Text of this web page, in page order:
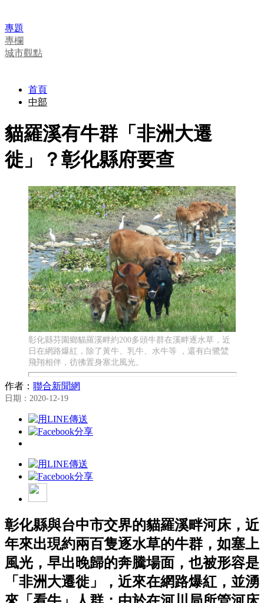
專題
專欄
城市觀點
首頁
中部
貓羅溪有牛群「非洲大遷
徙」？彰化縣府要查
彰化縣芬園鄉貓羅溪畔約200多頭牛群在溪畔逐水草，近
日在網路爆紅，除了黃牛、乳牛、水牛等 ，還有白鷺鷥
飛翔相伴，彷彿置身塞北風光。
作者： 聯合新聞網
日期：2020-12-19
彰化縣與台中市交界的貓羅溪畔河床，近
年來出現約兩百隻逐水草的牛群，如塞上
風光，早出晚歸的奔騰場面，也被形容是
「非洲大遷徙」，近來在網路爆紅，並湧